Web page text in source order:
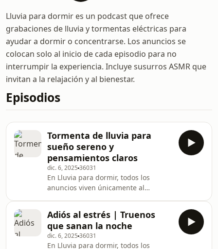
Lluvia para dormir es un podcast que ofrece
grabaciones de lluvia y tormentas eléctricas para
ayudar a dormir o concentrarse. Los anuncios se
colocan solo al inicio de cada episodio para no
interrumpir la experiencia. Incluye susurros ASMR que
invitan a la relajación y al bienestar.
Episodios
Tormenta de lluvia para
sueño sereno y
pensamientos claros
dic. 6, 2025 36031
En Lluvia para dormir, todos los
anuncios viven únicamente al
nunca interrumpan ese momento
íntimo en el que cierras los ojos y te
dejas envolver por una tormenta
Adiós al estrés | Truenos
que sanan la noche
dic. 6, 2025 36031
En Lluvia para dormir, todos los